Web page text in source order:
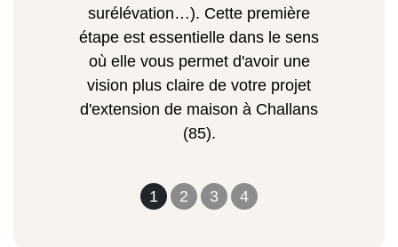
1 2 3 4
surélévation…). Cette première
étape est essentielle dans le sens
où elle vous permet d'avoir une
vision plus claire de votre projet
d'extension de maison à Challans
(85).